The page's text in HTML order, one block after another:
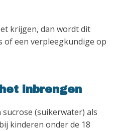
krijgen, dan wordt dit
of een verpleegkundige op
inbrengen
(suikerwater) als
kinderen onder de 18